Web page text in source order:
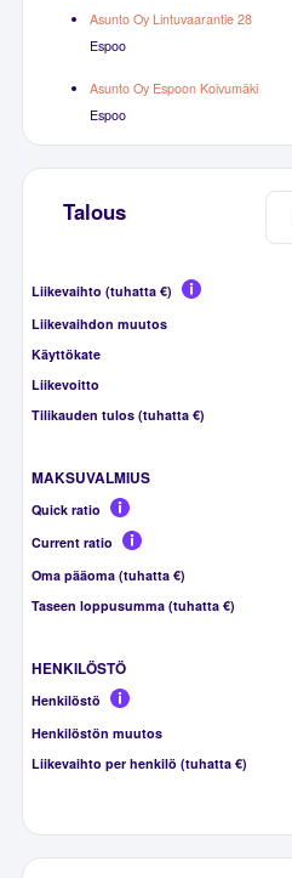
Asunto Oy Lintuvaarantie 28
Espoo
Asunto Oy Espoon Koivumäki
Espoo
Talous
Liikevaihto (tuhatta €)
Liikevaihdon muutos
Käyttökate
Liikevoitto
Tilikauden tulos (tuhatta €)
MAKSUVALMIUS
Quick ratio
Current ratio
Oma pääoma (tuhatta €)
Taseen loppusumma (tuhatta €)
HENKILÖSTÖ
Henkilöstö
Henkilöstön muutos
Liikevaihto per henkilö (tuhatta €)